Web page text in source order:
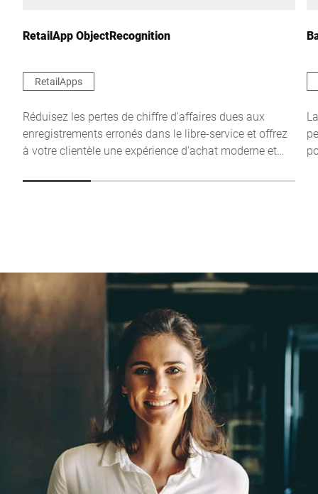
RetailApp ObjectRecognition
RetailApps
Réduisez les pertes de chiffre d'affaires dues aux
enregistrements erronés dans le libre-service et offrez
à votre clientèle une expérience d'achat moderne et
permet d'identifier automatiquement les produits